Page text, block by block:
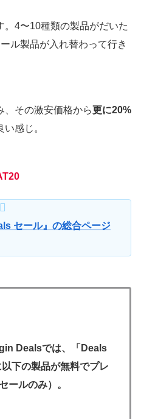
。4〜10種類の製品がだいた
ル製品が入れ替わって行き
、その激安価格から更に20%
い感じ。
セール』の総合ページ
Dealsでは、「Deals
下の製品が無料でプレ
ールのみ）。